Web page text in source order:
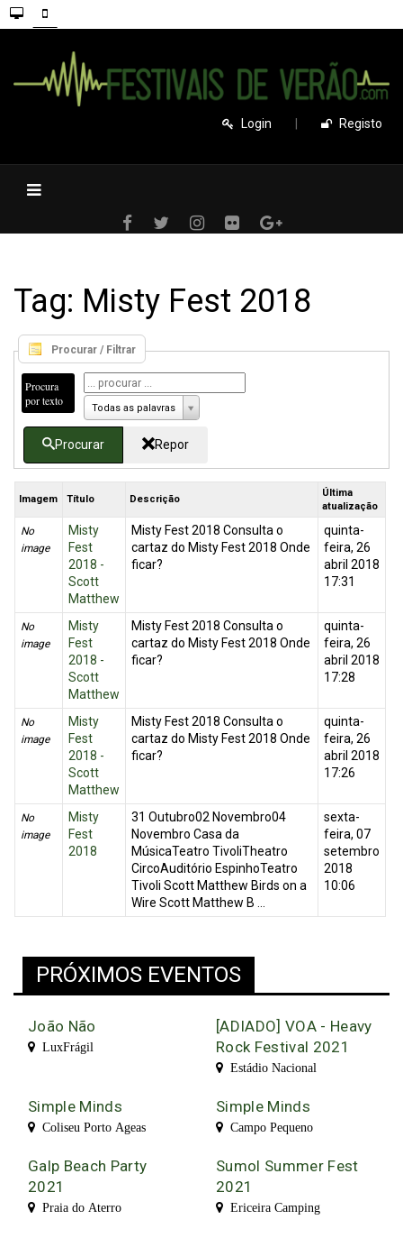
Login Registo
Tag: Misty Fest 2018
Procurar / Filtrar
Procura
por texto
Todas as palavras
Procurar Repor
Imagem Título Descrição
Última
atualização
No
image
Misty
Fest
2018 -
Scott
Matthew
Misty Fest 2018 Consulta o
cartaz do Misty Fest 2018 Onde
ficar?
quinta-
feira, 26
abril 2018
17:31
No
image
Misty
Fest
2018 -
Scott
Matthew
Misty Fest 2018 Consulta o
cartaz do Misty Fest 2018 Onde
ficar?
quinta-
feira, 26
abril 2018
17:28
No
image
Misty
Fest
2018 -
Scott
Matthew
Misty Fest 2018 Consulta o
cartaz do Misty Fest 2018 Onde
ficar?
quinta-
feira, 26
abril 2018
17:26
No
image
Misty
Fest
2018
31 Outubro02 Novembro04
Novembro Casa da
MúsicaTeatro TivoliTheatro
CircoAuditório EspinhoTeatro
Tivoli Scott Matthew Birds on a
Wire Scott Matthew B ...
sexta-
feira, 07
setembro
2018
10:06
PRÓXIMOS EVENTOS
João Não
LuxFrágil
[ADIADO] VOA - Heavy
Rock Festival 2021
Estádio Nacional
Simple Minds
Coliseu Porto Ageas
Simple Minds
Campo Pequeno
Galp Beach Party
2021
Praia do Aterro
Sumol Summer Fest
2021
Ericeira Camping